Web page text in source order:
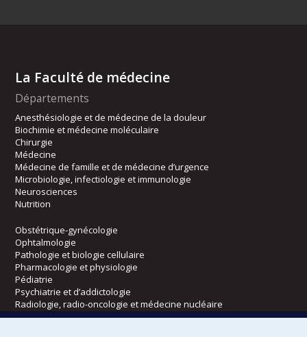
La Faculté de médecine
Départements
Anesthésiologie et de médecine de la douleur
Biochimie et médecine moléculaire
Chirurgie
Médecine
Médecine de famille et de médecine d’urgence
Microbiologie, infectiologie et immunologie
Neurosciences
Nutrition
Obstétrique-gynécologie
Ophtalmologie
Pathologie et biologie cellulaire
Pharmacologie et physiologie
Pédiatrie
Psychiatrie et d’addictologie
Radiologie, radio-oncologie et médecine nucléaire